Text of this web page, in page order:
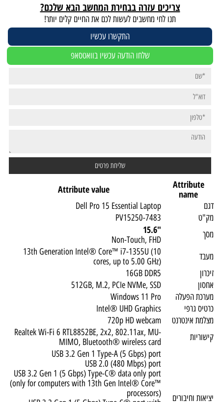
צריכים עזרה בבחירת המחשב הבא שלכם?
תנו לחי מחשבים לעשות לכם את החיים קלים יותר!
התקשרו עכשיו
שלחו הודעה עכשיו בוואטסאפ
Attribute
name
Attribute value
דגם
Dell Pro 15 Essential Laptop
מק"ט
PV15250-7483
מסך
"15.6
Non-Touch, FHD
מעבד
13th Generation Intel® Core™ i7-1355U (10
cores, up to 5.00 GHz)
זיכרון
16GB DDR5
אחסון
512GB, M.2, PCIe NVMe, SSD
מערכת הפעלה
Windows 11 Pro
כרטיס גרפי
Intel® UHD Graphics
מצלמת אינטרנט
720p HD webcam
קישוריות
Realtek Wi-Fi 6 RTL8852BE, 2x2, 802.11ax, MU-
MIMO, Bluetooth® wireless card
יציאות וחיבורים
USB 3.2 Gen 1 Type-A (5 Gbps) port
USB 2.0 (480 Mbps) port
USB 3.2 Gen 1 (5 Gbps) Type-C® data only port
(only for computers with 13th Gen Intel® Core™
processors)